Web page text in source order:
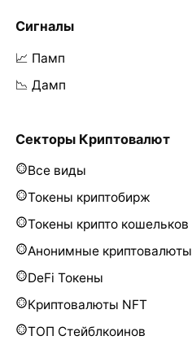
Сигналы
📈 Памп
📉 Дамп
Секторы Криптовалют
Все виды
Токены криптобирж
Токены крипто кошельков
Анонимные криптовалюты
DeFi Токены
Криптовалюты NFT
ТОП Стейблкоинов